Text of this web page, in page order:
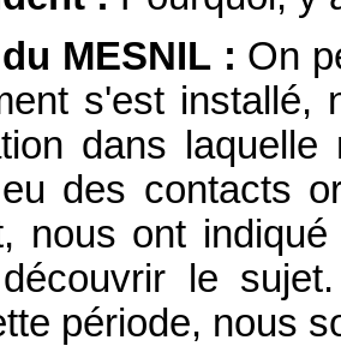
MESNIL : On
s'est installé,
dans
des contacts
nous ont
le
période, nous